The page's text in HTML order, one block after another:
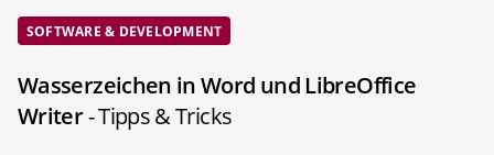
SOFTWARE & DEVELOPMENT
Wasserzeichen in Word und LibreOffice
Writer- Tipps & Tricks